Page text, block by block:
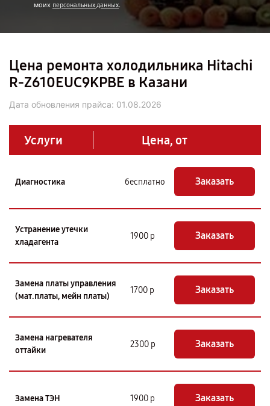
моих персональных данных.
Цена ремонта холодильника Hitachi
R-Z610EUC9KPBE в Казани
Дата обновления прайса: 01.08.2026
Услуги Цена, от
Диагностика бесплатно Заказать
Устранение утечки
хладагента
1900 р Заказать
Замена платы управления
(мат.платы, мейн платы)
1700 р Заказать
Замена нагревателя
оттайки
2300 р Заказать
Замена ТЭН 1900 р Заказать